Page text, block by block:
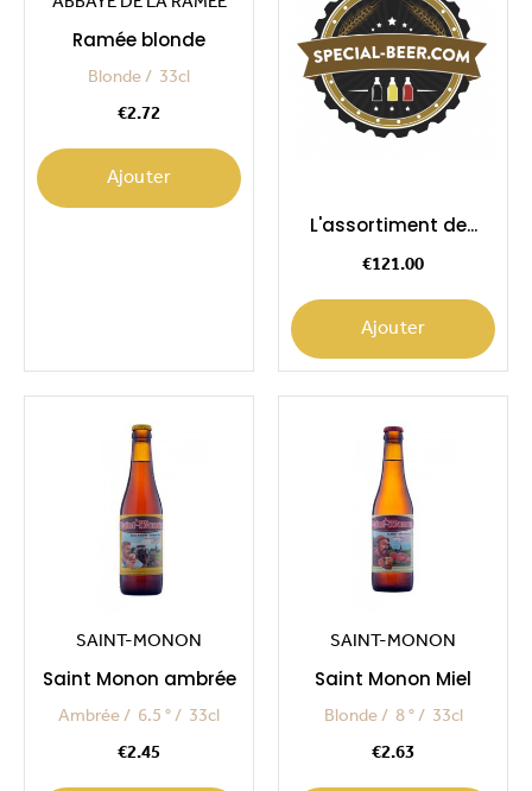
Ramée blonde
Blonde 33cl
€2.72
Ajouter
L'assortiment de...
€121.00
Ajouter
SAINT-MONON
Saint Monon ambrée
Ambrée 6.5 ° 33cl
€2.45
SAINT-MONON
Saint Monon Miel
Blonde 8 ° 33cl
€2.63